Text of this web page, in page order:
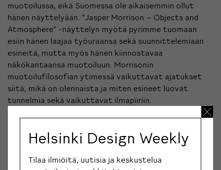
muotoilussa, eikä Suomessa ole aikaisemmin ollut
hänen näyttelyään. ”Jasper Morrison – Objects and
Atmosphere” -näyttelyn myötä pyrimme tuomaan
esiin hänen laajaa työuraansa sekä suunnittelemiaan
esineitä, mutta myös hänen kiinnostavaa
näkökantaansa muotoiluun. Morrisonin
muotoilufilosofian ytimessä vaikuttavat ajatukset
siitä, mikä on olennaista ja miten esineet luovat
tunnelmia sekä vaikuttavat ilmapiiriin.
lähtien!
Mistä saitte alun perin idean tapahtumaan?
Helsinki Design Weekly
Tilaa ilmiöitä, uutisia ja keskustelua